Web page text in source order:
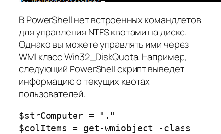
В PowerShell нет встроенных командлетов
для управления NTFS квотами на диске.
Однако вы можете управлять ими через
WMI класс Win32_DiskQuota. Например,
следующий PowerShell скрипт выведет
информацию о текущих квотах
пользователей.
$strComputer = "."
$colItems = get-wmiobject -class